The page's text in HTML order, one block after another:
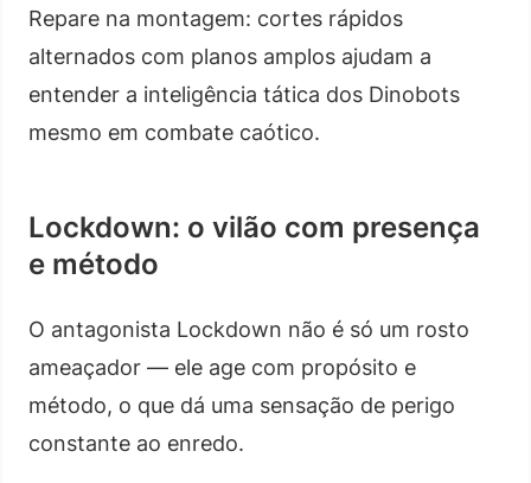
Repare na montagem: cortes rápidos
alternados com planos amplos ajudam a
entender a inteligência tática dos Dinobots
mesmo em combate caótico.
Lockdown: o vilão com presença
e método
O antagonista Lockdown não é só um rosto
ameaçador — ele age com propósito e
método, o que dá uma sensação de perigo
constante ao enredo.